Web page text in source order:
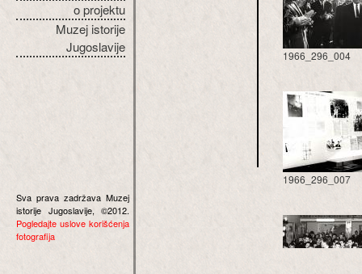
o projektu
Muzej istorije
Jugoslavije
Sva prava zadržava Muzej
istorije Jugoslavije, ©2012.
Pogledajte uslove korišćenja
fotografija
1966_296_004
1966_296_007